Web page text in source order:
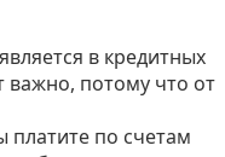
в кредитных
важно, потому что от
платите по счетам